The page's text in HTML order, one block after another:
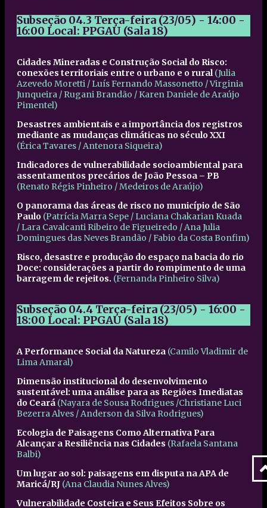
Subseção 04.3 Terça-feira (23/05) - 14:00 -
16:00 Local: PPGAU (Sala 18)
Cidades Mineradas e Construção Social do Risco:
conexões territoriais entre o urbano e o rural (Julia
Azevedo Moretti / Luís Fernando Massonetto / Virginia
Junqueira / Rugani Brandão / Karen Daniele de Araújo
Pimentel)
Desastres ambientais e a importância dos registros
mediante as mudanças climáticas no século XXI
(Érica Tavares / Antenora Siqueira)
Indicadores de vulnerabilidade socioambiental para
assentamentos precários de João Pessoa – PB
(Renato Régis Pinheiro / Medeiros de Araújo)
O panorama das áreas de risco no município de São
Paulo (Patrícia Marra Sepe / Luciana Chakarian Kuada
/ Lara Cavalcanti Ribeiro de Figueiredo / Ana Julia
Domingues das Neves Brandão / Fabio da Costa Bonfim)
Risco, desastre e produção do espaço na bacia do rio
Doce: considerações a partir do rompimento de uma
barragem de rejeitos. (Fernanda Pinheiro Silva)
Subseção 04.4 Terça-feira (23/05) - 16:00 -
18:00 Local: PPGAU (Sala 18)
A Performance Social da Natureza (Camilo Vladimir de
Lima Amaral)
Dimensão institucional do desenvolvimento
sustentável: uma análise para as Regiões Imediatas
do Ceará (Nayara de Sousa Rodrigues /Christiane Luci
Bezerra Alves / Anderson da Silva Rodrigues)
Ecologia de Paisagens Como Alternativa Para
Alcançar a Resiliência nas Cidades (Rafaela Santana
Balbi)
Um lugar ao sol: paisagens em disputa na APA de
Maricá/RJ (Ana Claudia Nunes Alves)
Vulnerabilidade Costeira e Seus Efeitos Sobre os